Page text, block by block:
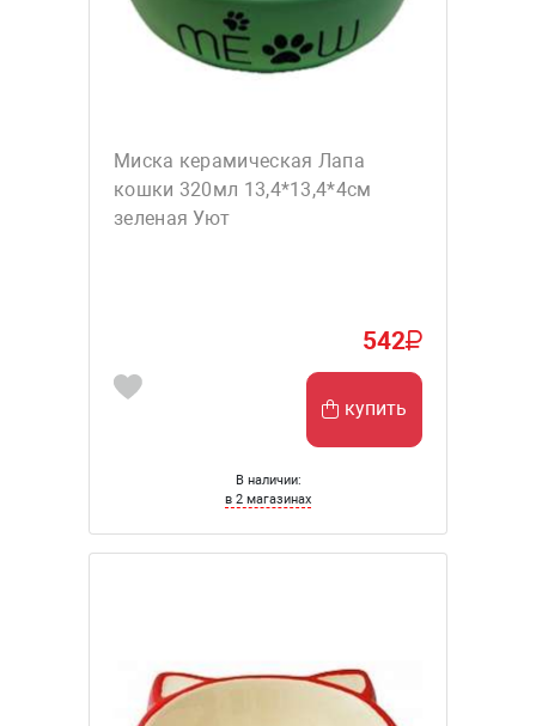
Миска керамическая Лапа
кошки 320мл 13,4*13,4*4см
зеленая Уют
542
купить
В наличии:
в 2 магазинах